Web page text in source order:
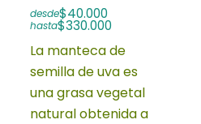
desde$40.000
hasta$330.000
La manteca de
semilla de uva es
una grasa vegetal
natural obtenida a